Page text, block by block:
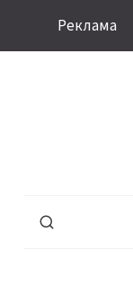
Реклама